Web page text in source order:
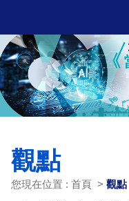
觀點
您現在位置 : 首頁 > 觀點